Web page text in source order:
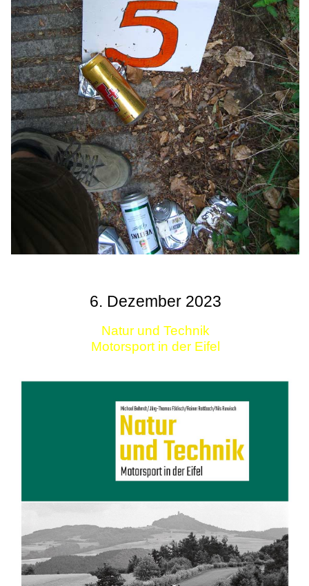
6. Dezember 2023
Natur und Technik
Motorsport in der Eifel